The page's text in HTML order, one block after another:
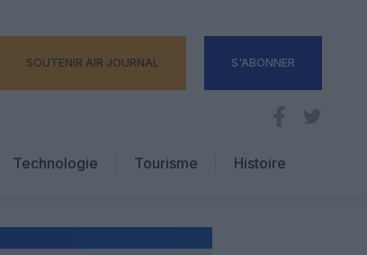
SOUTENIR AIR JOURNAL S'ABONNER
Technologie
Tourisme
Hôtellerie
Histoire